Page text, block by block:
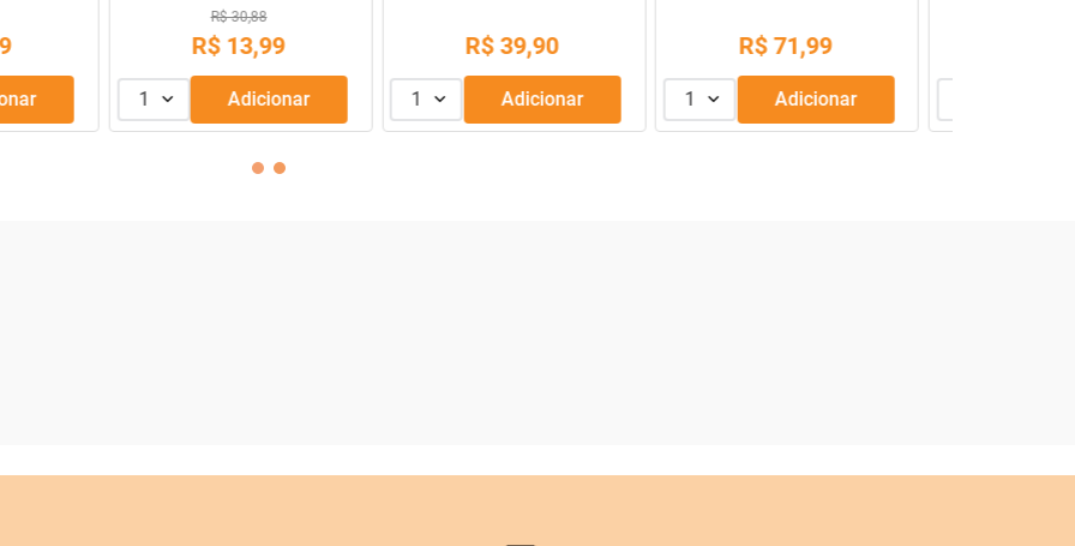
,
R$ 88,07
R$ 68,
1 Adicionar
R$ 18,
1 Adicionar
R$ 2,99
1 Adicionar